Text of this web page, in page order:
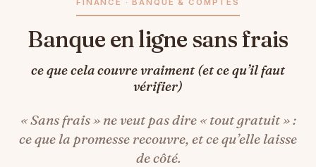
FINANCE · BANQUE & COMPTES
Banque en ligne sans frais
ce que cela couvre vraiment (et ce qu’il faut
vérifier)
« Sans frais » ne veut pas dire « tout gratuit » :
ce que la promesse recouvre, et ce qu’elle laisse
de côté.